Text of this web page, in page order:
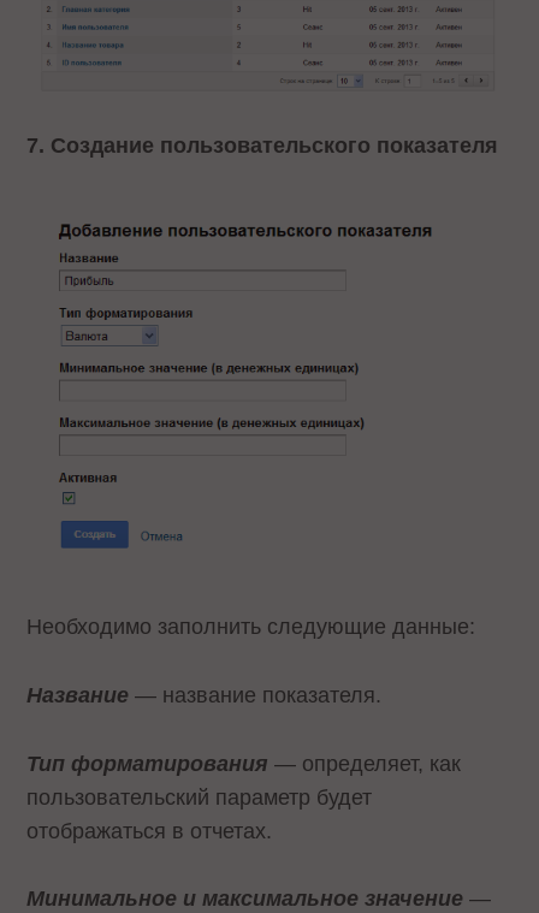
7. Создание пользовательского показателя
Необходимо заполнить следующие данные:
Название — название показателя.
Тип форматирования— определяет, как
пользовательский параметр будет
отображаться в отчетах.
Минимальное и максимальное значение —